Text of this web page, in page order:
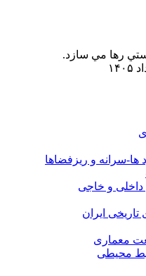
رها مي سازد.
ها-سرانه و ریزفضاها
داخلی و خاجی
تاریخی ایران
معماری
محیطی